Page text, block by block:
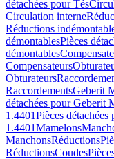
détachées pour Tés
Circulation interne
Réductions
démontablesPièces
démontables
Compensateurs
Obturateurs
RaccordementsGeberit
détachées pour Geberit
1.4401Pièces détachées
1.4401Mamelons
ManchonsRéductions
RéductionsCoudes